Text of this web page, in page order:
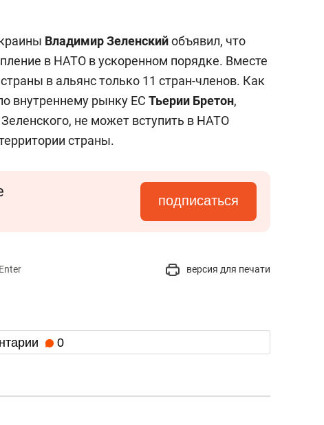
Владимир Зеленскийобъявил, что
в НАТО в ускоренном порядке. Вместе
в альянс только 11 стран-членов. Как
внутреннему рынку ЕС Тьерии Бретон,
не может вступить в НАТО
страны.
подписаться
версия для печати
0
состоянием как основа
антихрупких команд